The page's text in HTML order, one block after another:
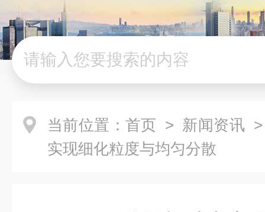
当前位置： 首页 > 新闻资讯
实现细化粒度与均匀分散